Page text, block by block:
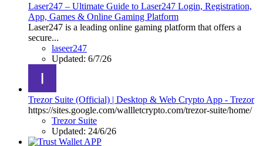
Laser247 – Ultimate Guide to Laser247 Login, Registration,
App, Games & Online Gaming Platform
Laser247 is a leading online gaming platform that offers a
secure...
laseer247
Updated: 6/7/26
Trezor Suite (Official) | Desktop & Web Crypto App - Trezor
https://sites.google.com/wallletcrypto.com/trezor-suite/home/
Trezor Suite
Updated: 24/6/26